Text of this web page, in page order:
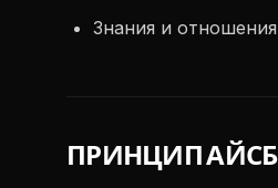
Знания и
ПРИНЦИП